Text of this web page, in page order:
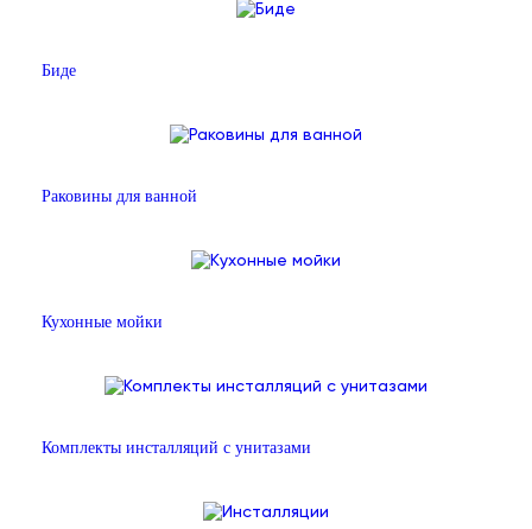
Биде
Раковины для ванной
Кухонные мойки
Комплекты инсталляций с унитазами